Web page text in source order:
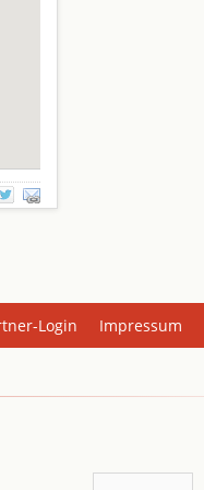
Login Impressum